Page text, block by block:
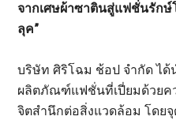
จากเศษผ้าซาตินสู่แฟชั่นรักษ์
ลุค”
บริษัท ศิริโฉม ช้อป จำกัด ได้
ผลิตภัณฑ์แฟชั่นที่เปี่ยมด้วยค
จิตสำนึกต่อสิ่งแวดล้อม โดย